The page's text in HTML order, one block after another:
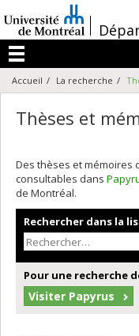
au
contenu
/
Menu
Accueil La recherche
Thèses et
Des thèses et mémoires
consultables dans
de Montréal.
Rechercher dans la
Pour une recherche
Visiter Papyrus